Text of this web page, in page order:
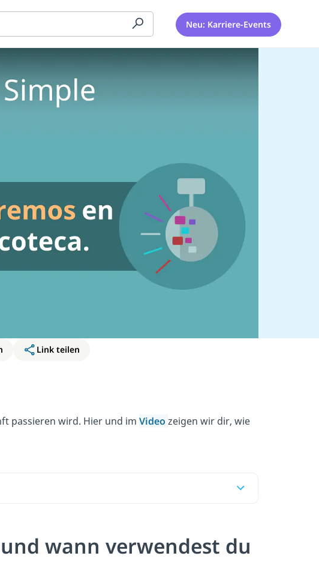
Neu: Karriere-Events
Link teilen
passieren wird. Hier und im Video zeigen wir dir, wie
wann verwendest du